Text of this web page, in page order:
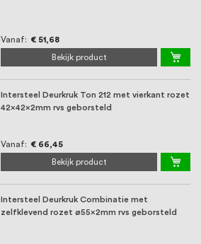
Vanaf € 51,68
Bekijk product
Intersteel Deurkruk Ton 212 met vierkant rozet
42x42x2mm rvs geborsteld
Vanaf € 66,45
Bekijk product
Intersteel Deurkruk Combinatie met
zelfklevend rozet ø55x2mm rvs geborsteld